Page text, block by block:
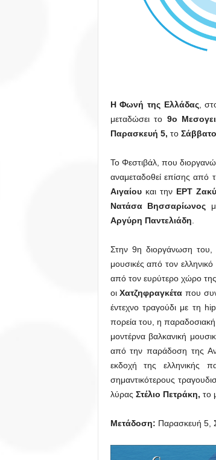
Η Φωνή της Ελλάδας,
μεταδώσει το 9ο
Παρασκευή 5, το
Το Φεστιβάλ, που
αναμεταδοθεί επίσης από
Αιγαίου και τηνΕΡΤ
Νατάσα Βησσαρίωνος
Αργύρη Παντελιάδη.
Στην 9η διοργάνωση του,
μουσικές από τον
από τον ευρύτερο χώρο
οιΧατζηφραγκέτα που
έντεχνο τραγούδι με τη
πορεία του, η
μοντέρνα βαλκανική
από την παράδοση της
εκδοχή της ελληνικής
σημαντικότερους
λύρας Στέλιο Πετράκη, το
Μετάδοση: Παρασκευή 5,